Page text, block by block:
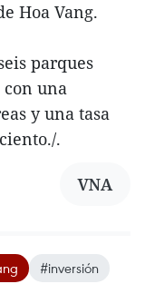
Hoa Vang.
parques
una
y una tasa
.
VNA
#inversión